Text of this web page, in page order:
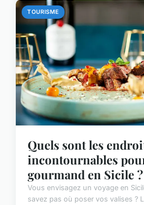
TOURISME
Quels sont les
incontournables
gourmand en Sicile ?
Vous envisagez un voyage en
savez pas où poser vos valises ?